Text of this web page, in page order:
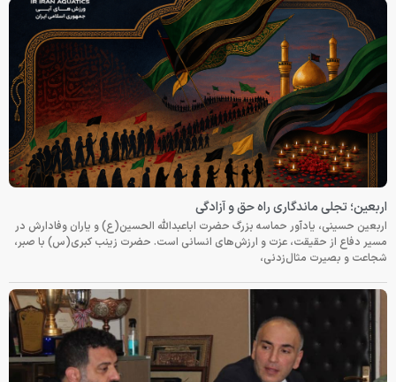
اربعین؛ تجلی ماندگاری راه حق و آزادگی
اربعین حسینی، یادآور حماسه بزرگ حضرت اباعبدالله الحسین(ع) و یاران وفادارش در
مسیر دفاع از حقیقت، عزت و ارزش‌های انسانی است. حضرت زینب کبری(س) با صبر،
شجاعت و بصیرت مثال‌زدنی،